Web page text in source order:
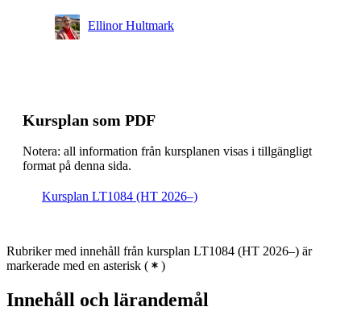
Ellinor Hultmark
Kursplan som PDF
Notera: all information från kursplanen visas i tillgängligt
format på denna sida.
Kursplan LT1084 (HT 2026–)
Rubriker med innehåll från kursplan LT1084 (HT 2026–) är
markerade med en asterisk ( )
Innehåll och lärandemål